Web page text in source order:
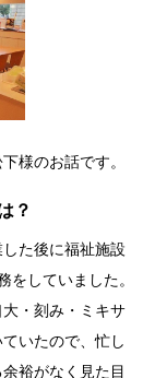
様のお話です。
？
た後に福祉施設
をしていました。
・刻み・ミキサ
いたので、忙し
裕がなく見た目